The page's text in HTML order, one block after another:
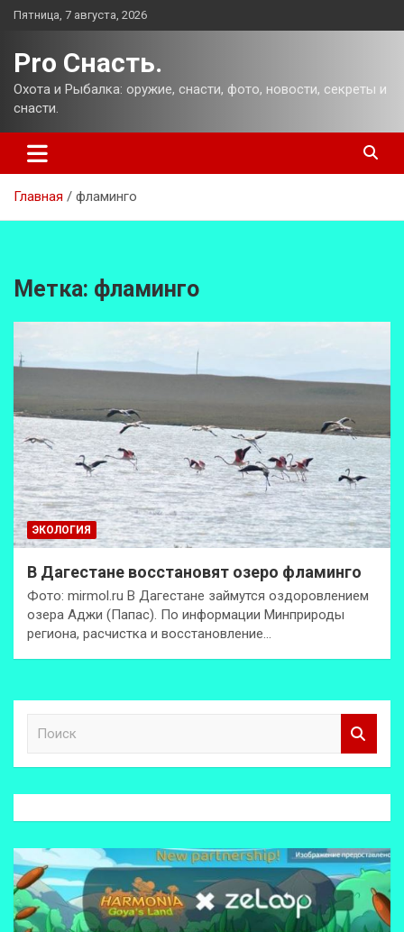
Перейти
Пятница, 7 августа, 2026
Pro Снасть.
Охота и Рыбалка: оружие, снасти, фото, новости, секреты и
снасти.
Главная фламинго
Метка: фламинго
ЭКОЛОГИЯ
В Дагестане восстановят озеро фламинго
Фото: mirmol.ru В Дагестане займутся оздоровлением
озера Аджи (Папас). По информации Минприроды
региона, расчистка и восстановление…
к